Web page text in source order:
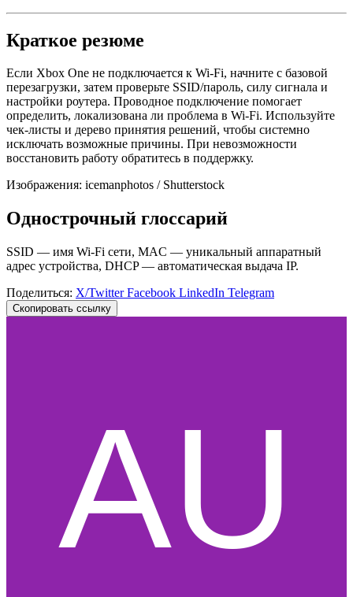
Краткое резюме
Если Xbox One не подключается к Wi‑Fi, начните с базовой
перезагрузки, затем проверьте SSID/пароль, силу сигнала и
настройки роутера. Проводное подключение помогает
определить, локализована ли проблема в Wi‑Fi. Используйте
чек‑листы и дерево принятия решений, чтобы системно
исключать возможные причины. При невозможности
восстановить работу обратитесь в поддержку.
Изображения: icemanphotos / Shutterstock
Однострочный глоссарий
SSID — имя Wi‑Fi сети, MAC — уникальный аппаратный
адрес устройства, DHCP — автоматическая выдача IP.
Поделиться: X/TwitterFacebook LinkedIn Telegram
Скопировать ссылку